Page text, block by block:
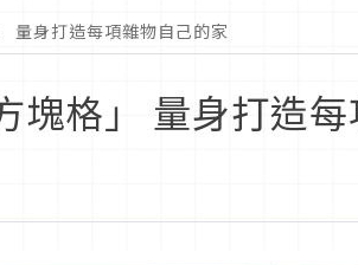
量身打造每項雜物自己的家
塊格」 量身打造